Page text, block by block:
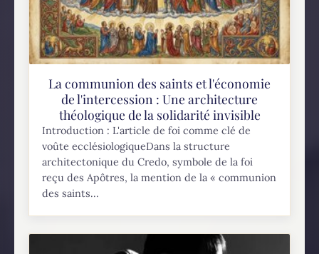
La communion des saints et l'économie
de l'intercession : Une architecture
théologique de la solidarité invisible
Introduction : L'article de foi comme clé de
voûte ecclésiologiqueDans la structure
architectonique du Credo, symbole de la foi
reçu des Apôtres, la mention de la « communion
des saints...